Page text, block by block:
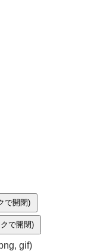
で開閉)
で開閉)
gif)